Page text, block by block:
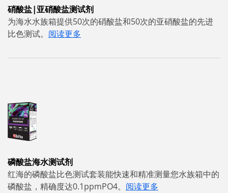
硝酸盐|亚硝酸盐测试剂
为海水水族箱提供50次的硝酸盐和50次的亚硝酸盐的先进
比色测试。 阅读更多
磷酸盐海水测试剂
红海的磷酸盐比色测试套装能快速和精准测量您水族箱中的
磷酸盐，精确度达0.1ppmPO4。 阅读更多